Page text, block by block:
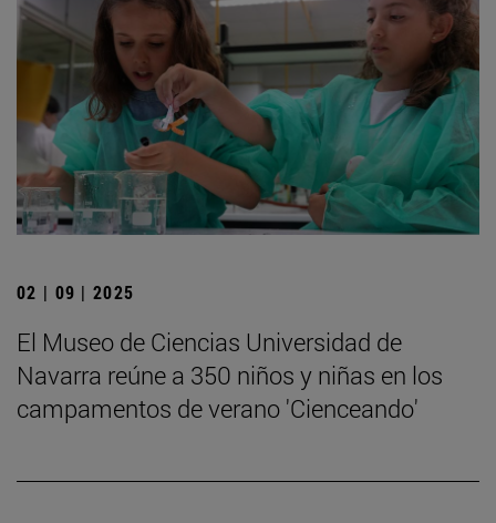
02 | 09 | 2025
El Museo de Ciencias Universidad de
Navarra reúne a 350 niños y niñas en los
campamentos de verano 'Cienceando'